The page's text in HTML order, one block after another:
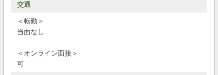
交通
＜転勤＞
当面なし
＜オンライン面接＞
可